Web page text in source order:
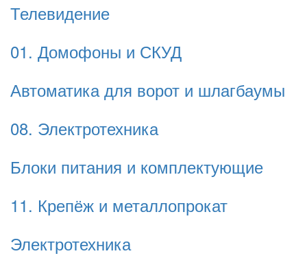
Телевидение
01. Домофоны и СКУД
Автоматика для ворот и шлагбаумы
08. Электротехника
Блоки питания и комплектующие
11. Крепёж и металлопрокат
Электротехника